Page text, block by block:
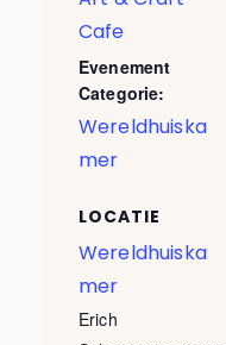
Cafe
Evenement
Categorie:
Wereldhuiska
mer
LOCATIE
Wereldhuiska
mer
Erich